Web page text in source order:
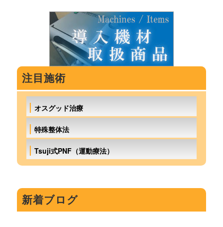
注目施術
オスグッド治療
特殊整体法
Tsuji式PNF（運動療法）
新着ブログ